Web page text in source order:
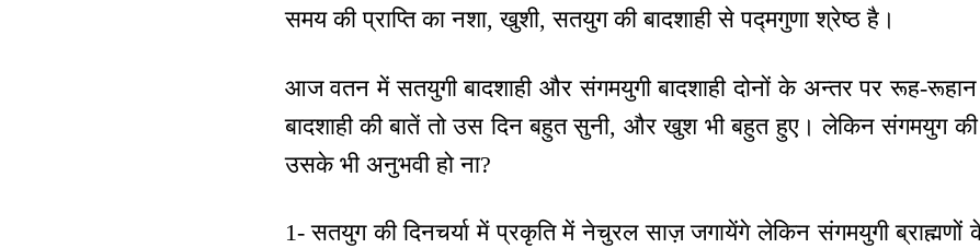
समय की प्राप्ति का नशा, खुशी, सतयुग की बादशाही से पद्मगुणा श्रेष्ठ है।
आज वतन में सतयुगी बादशाही और संगमयुगी बादशाही दोनों के अन्तर पर रूह-
बादशाही की बातें तो उस दिन बहुत सुनी, और खुश भी बहुत हुए। लेकिन संगमयुग की
उसके भी अनुभवी हो ना?
1- सतयुग की दिनचर्या में प्रकृति में नेचुरल साज़ जगायेंगे लेकिन संगमयुगी